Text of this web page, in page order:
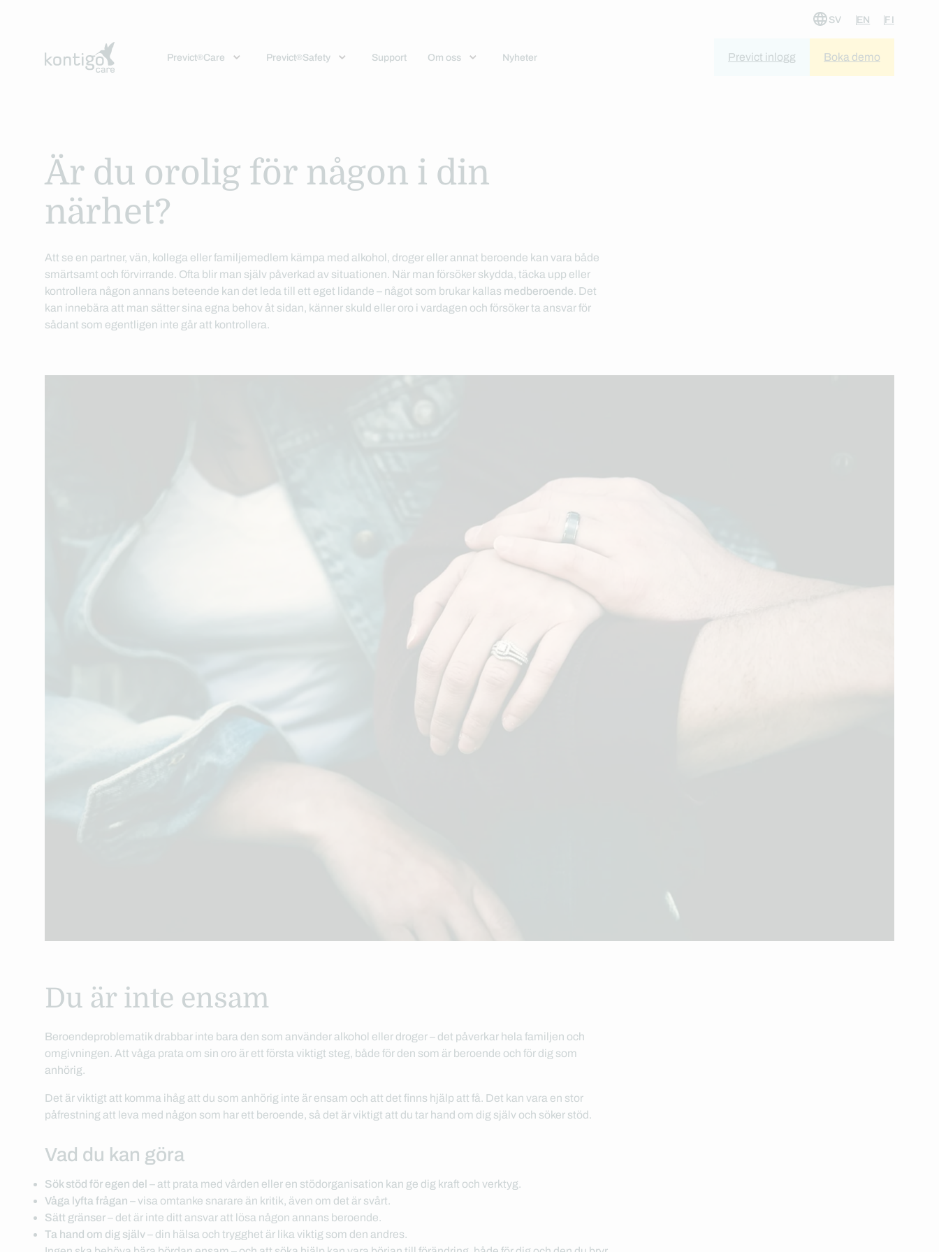
SV EN FI
Previct®Care
Previct Care
Beroendevård
Familjestöd
Psykisk ohälsa
Anhörig
Företagshälsovård
Previct®Safety
Previct Safety
Information till
Företag
Support Om oss
Kontigo Care
Ledning
Investor Relations
Om Previct
Forskning
Publikationer
Nyheter Previct inlogg Boka demo
Är du orolig för någon i din
närhet?
Att se en partner, vän, kollega eller familjemedlem kämpa med alkohol, droger eller annat beroende kan vara både
smärtsamt och förvirrande. Ofta blir man själv påverkad av situationen. När man försöker skydda, täcka upp eller
kontrollera någon annans beteende kan det leda till ett eget lidande – något som brukar kallas medberoende. Det
kan innebära att man sätter sina egna behov åt sidan, känner skuld eller oro i vardagen och försöker ta ansvar för
sådant som egentligen inte går att kontrollera.
Du är inte ensam
Beroendeproblematik drabbar inte bara den som använder alkohol eller droger – det påverkar hela familjen och
omgivningen. Att våga prata om sin oro är ett första viktigt steg, både för den som är beroende och för dig som
anhörig.
Det är viktigt att komma ihåg att du som anhörig inte är ensam och att det finns hjälp att få. Det kan vara en stor
påfrestning att leva med någon som har ett beroende, så det är viktigt att du tar hand om dig själv och söker stöd.
Vad du kan göra
Sök stöd för egen del – att prata med vården eller en stödorganisation kan ge dig kraft och verktyg.
Våga lyfta frågan – visa omtanke snarare än kritik, även om det är svårt.
Sätt gränser– det är inte ditt ansvar att lösa någon annans beroende.
Ta hand om dig själv– din hälsa och trygghet är lika viktig som den andres.